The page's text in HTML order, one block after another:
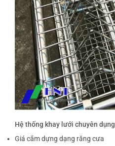
Hệ thống khay lưới chuyên dụng
Giá cắm dựng dạng răng cưa